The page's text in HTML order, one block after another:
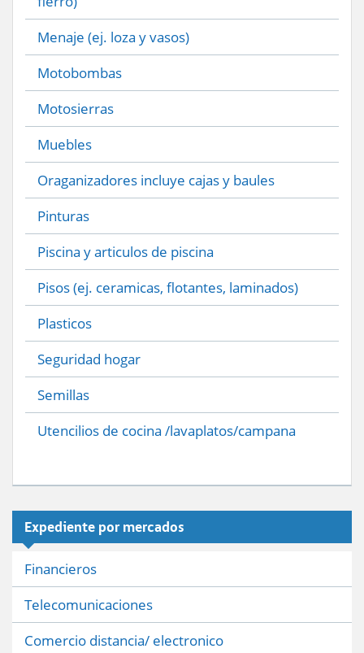
Menaje (ej. loza y vasos)
Motobombas
Motosierras
Muebles
Oraganizadores incluye cajas y baules
Pinturas
Piscina y articulos de piscina
Pisos (ej. ceramicas, flotantes, laminados)
Plasticos
Seguridad hogar
Semillas
Utencilios de cocina /lavaplatos/campana
Expediente por mercados
Financieros
Telecomunicaciones
Comercio distancia/ electronico